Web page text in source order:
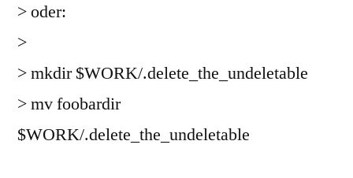
> oder:
>
> mkdir $WORK/.delete_the_undeletable
> mv foobardir
$WORK/.delete_the_undeletable